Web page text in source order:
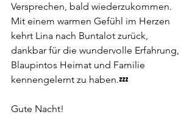
Versprechen, bald wiederzukommen.
Mit einem warmen Gefühl im Herzen
kehrt Lina nach Buntalot zurück,
dankbar für die wundervolle Erfahrung,
Blaupintos Heimat und Familie
kennengelernt zu haben.💤
Gute Nacht!